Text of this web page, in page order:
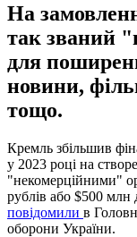
На
так званий
для
новини,
тощо.
Кремль збільшив
у 2023 році на
"некомерційними"
рублів або $500 млн
повідомили в
оборони України.